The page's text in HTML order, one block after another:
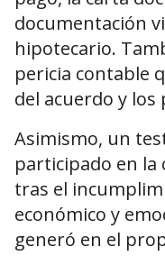
documentación
hipotecario.
pericia contable
del acuerdo y los
Asimismo, un
participado en la
tras el
económico y
generó en el